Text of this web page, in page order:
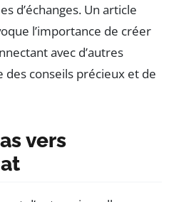
d’échanges. Un article
l’importance de créer
avec d’autres
conseils précieux et de
vers